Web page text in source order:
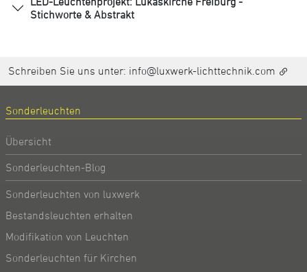
Stichworte & Abstrakt
Schreiben Sie uns unter: info@luxwerk-lichttechnik.com
Sonderleuchten
Übersicht
Sonderleuchten-Blog
Sonderleuchten von luxwerk
Bestandsleuchten erhalten
Modifikation von Leuchten
Sonderleuchten für Kirchen